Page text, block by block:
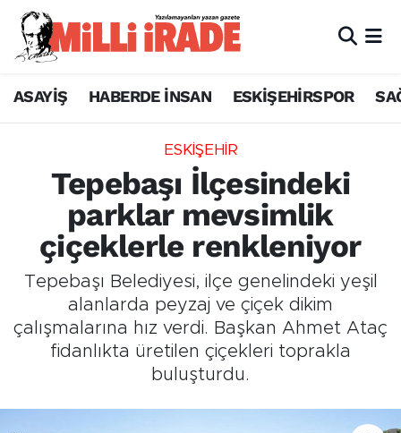
ASAYİŞ HABERDE İNSAN ESKİŞEHİRSPOR
ESKİŞEHİR
Tepebaşı İlçesindeki
parklar mevsimlik
çiçeklerle renkleniyor
Tepebaşı Belediyesi, ilçe genelindeki yeşil
alanlarda peyzaj ve çiçek dikim
çalışmalarına hız verdi. Başkan Ahmet Ataç
fidanlıkta üretilen çiçekleri toprakla
buluşturdu.